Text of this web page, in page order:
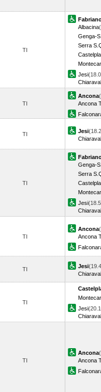
TI
Albacina
Genga-
Serra
Jesi
TI
Ancona
Ancona
TI Jesi
TI
Genga-
Serra
Jesi
TI
Ancona
Ancona
TI Jesi
TI
Jesi
TI
Ancona
Ancona